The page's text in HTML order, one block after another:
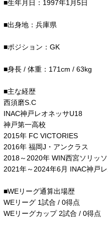
■生年月日：1997年1月5日
■出身地：兵庫県
■ポジション：GK
■身長 / 体重：171cm / 63kg
■主な経歴
西須磨S.C
INAC神戸レオネッサU18
神戸第一高校
2015年 FC VICTORIES
2016年 福岡J・アンクラス
2018～2020年 WIN西宮ソリッソ
2021年～2024年6月 INAC神戸
■WEリーグ通算出場歴
WEリーグ 1試合 / 0得点
WEリーグカップ 2試合 / 0得点